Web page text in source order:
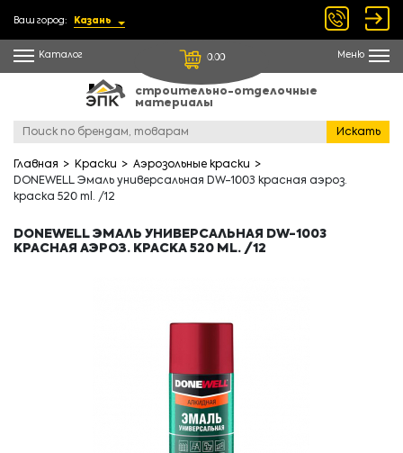
Ваш город: Казань
Каталог 0.00 Меню
строительно-отделочные
материалы
Искать
Главная Краски
Аэрозольные краски
DONEWELL Эмаль универсальная DW-1003 красная аэроз.
краска 520 ml. /12
DONEWELL ЭМАЛЬ УНИВЕРСАЛЬНАЯ DW-1003
КРАСНАЯ АЭРОЗ. КРАСКА 520 ML. /12